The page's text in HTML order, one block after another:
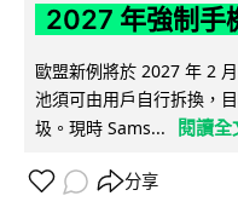
2027 年強制手
歐盟新例將於 2027 年 2
池須可由用戶自行拆換，
圾。現時 Sams...
閱讀全
分享